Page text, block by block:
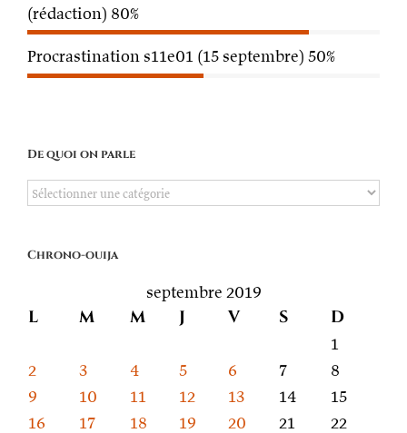
(rédaction) 80%
Procrastination s11e01 (15 septembre) 50%
De quoi on parle
De
parle
Chrono-ouija
septembre 2019
L M M J V S D
1
2
3 4 5 6 7
8
9
10 11 12 13 14
15
16
17 18 19 20 21
22